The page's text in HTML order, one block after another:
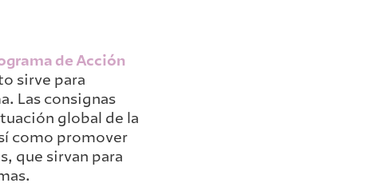
de Acción
sirve para
Las consignas
global de la
como promover
que sirvan para